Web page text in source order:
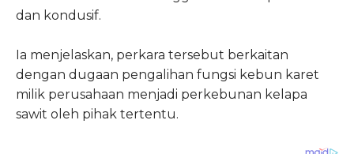
dan kondusif.
Ia menjelaskan, perkara tersebut berkaitan
dengan dugaan pengalihan fungsi kebun karet
milik perusahaan menjadi perkebunan kelapa
sawit oleh pihak tertentu.